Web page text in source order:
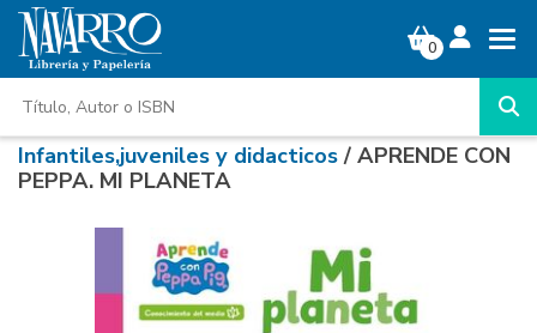
0
Infantiles,juveniles y didacticos/ APRENDE CON
PEPPA. MI PLANETA